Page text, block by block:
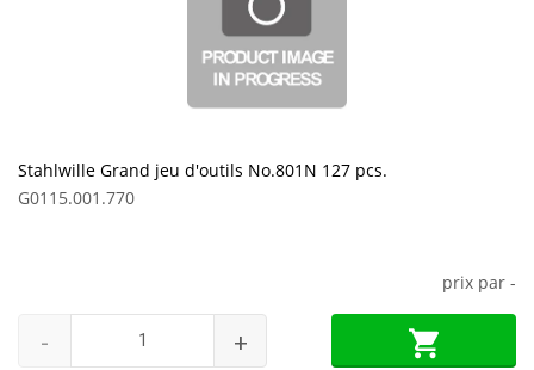
Stahlwille Grand jeu d'outils No.801N 127 pcs.
G0115.001.770
prix par -
- +